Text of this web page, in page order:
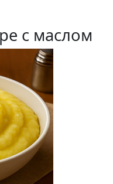
с маслом